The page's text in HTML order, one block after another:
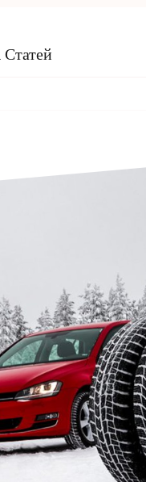
Статей